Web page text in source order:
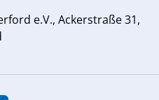
e.V., Ackerstraße 31,